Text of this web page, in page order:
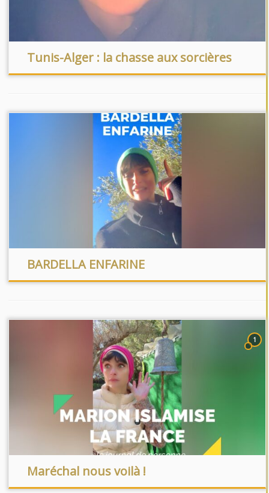
Tunis-Alger : la chasse aux sorcières
BARDELLA ENFARINE
1
Maréchal nous voilà !